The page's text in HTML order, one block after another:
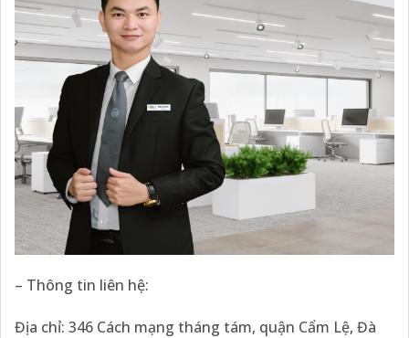
– Thông tin liên hệ:
Địa chỉ: 346 Cách mạng tháng tám, quận Cẩm Lệ, Đà